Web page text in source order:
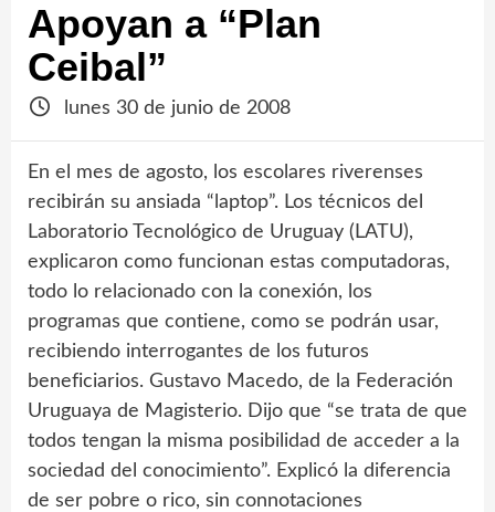
Apoyan a “Plan
Ceibal”
lunes 30 de junio de 2008
En el mes de agosto, los escolares riverenses
recibirán su ansiada “laptop”. Los técnicos del
Laboratorio Tecnológico de Uruguay (LATU),
explicaron como funcionan estas computadoras,
todo lo relacionado con la conexión, los
programas que contiene, como se podrán usar,
recibiendo interrogantes de los futuros
beneficiarios. Gustavo Macedo, de la Federación
Uruguaya de Magisterio. Dijo que “se trata de que
todos tengan la misma posibilidad de acceder a la
sociedad del conocimiento”. Explicó la diferencia
de ser pobre o rico, sin connotaciones